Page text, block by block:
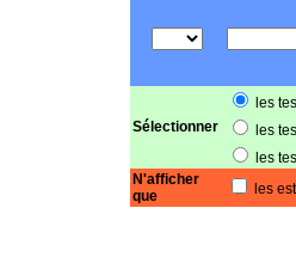
Sélectionner
les
les
les
N'afficher
que
les